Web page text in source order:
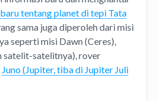
tentang planet di tepi Tata
sama juga diperoleh dari misi
seperti misi Dawn (Ceres),
satelit-satelitnya), rover
Juno (Jupiter, tiba di Jupiter Juli